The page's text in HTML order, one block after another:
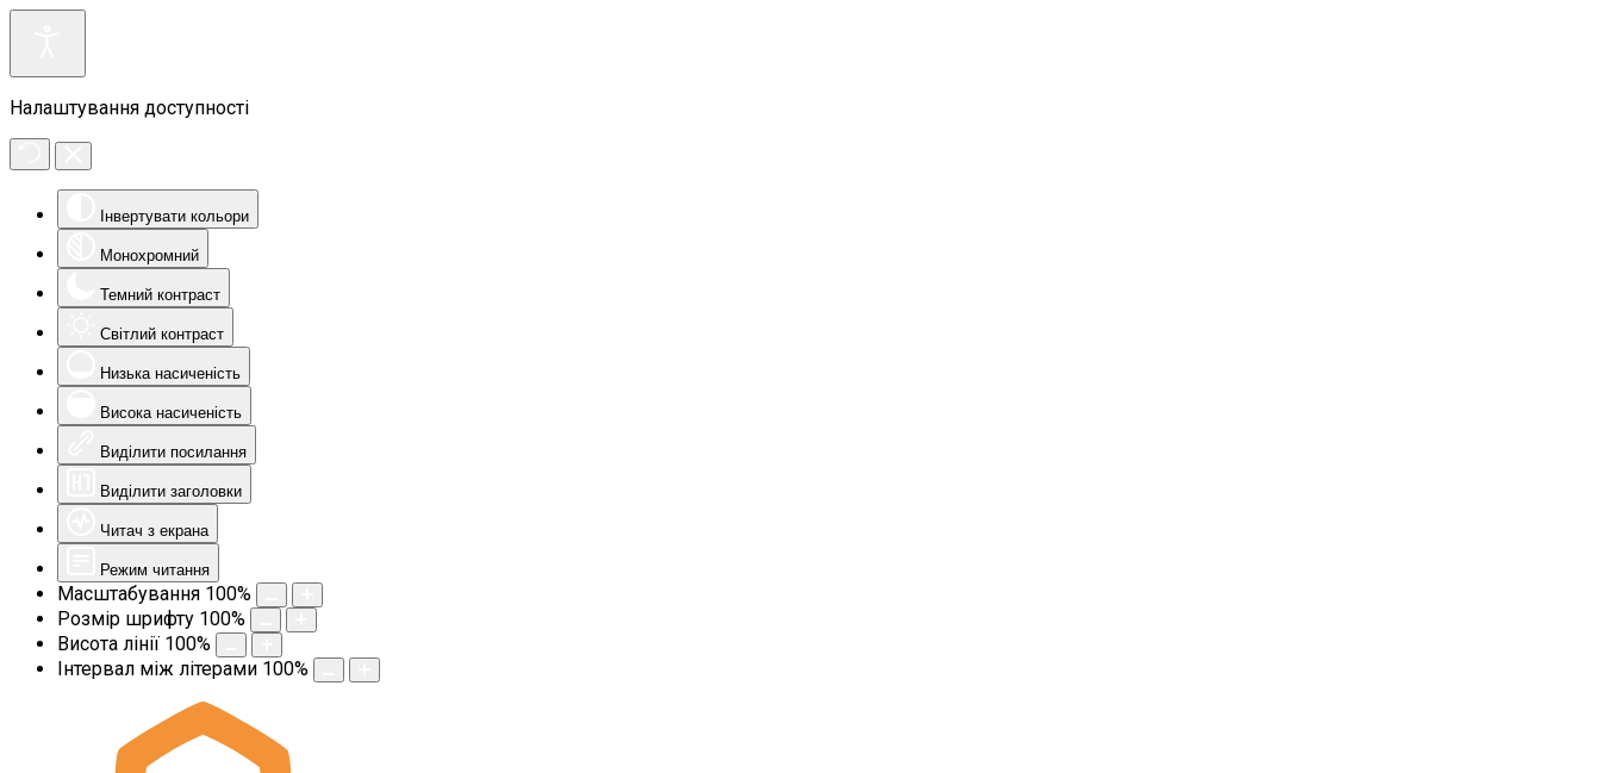
Налаштування доступності
Інвертувати кольори
Монохромний
Темний контраст
Світлий контраст
Низька насиченість
Висока насиченість
Виділити посилання
Виділити заголовки
Читач з екрана
Режим читання
Масштабування 100%
Розмір шрифту 100%
Висота лінії 100%
Інтервал між літерами 100%